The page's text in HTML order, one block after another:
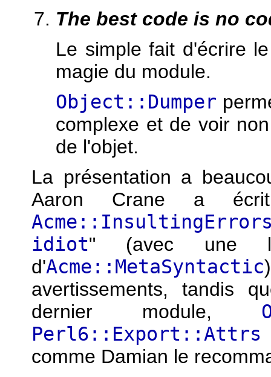
The best code is no
Le simple fait d'écrire
magie du module.
Object::Dumper
complexe et de voir
de l'objet.
La présentation a
Aaron Crane a
idiot" (avec une
d'Acme::MetaSyntactic
avertissements, tandis
dernier module,
Perl6::Export::Attrs
comme Damian le